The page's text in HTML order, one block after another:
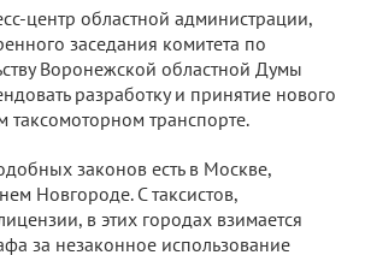
центр областной администрации,
заседания комитета по
Воронежской областной Думы
разработку и принятие нового
таксомоторном транспорте.
законов есть в Москве,
Новгороде. С таксистов,
в этих городах взимается
за незаконное использование